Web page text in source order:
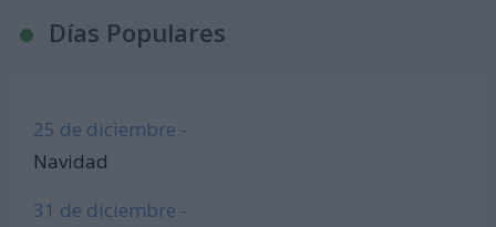
Días Populares
25 de diciembre -
Navidad
31 de diciembre -